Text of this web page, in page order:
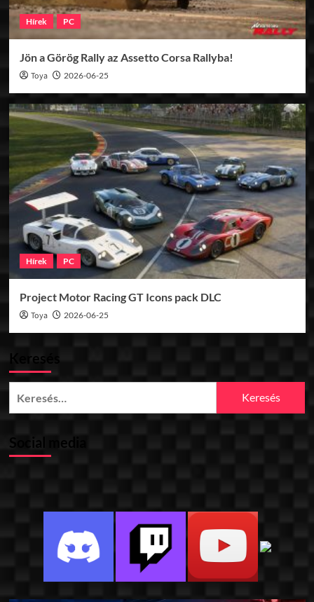
Hírek PC
Jön a Görög Rally az Assetto Corsa Rallyba!
Toya 2026-06-25
Hírek PC
Project Motor Racing GT Icons pack DLC
Toya 2026-06-25
Keresés
Social media